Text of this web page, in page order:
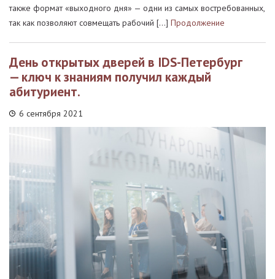
также формат «выходного дня» — одни из самых востребованных,
так как позволяют совмещать рабочий […] Продолжение
День открытых дверей в IDS-Петербург
— ключ к знаниям получил каждый
абитуриент.
6 сентября 2021